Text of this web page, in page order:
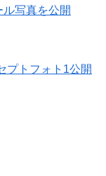
写真を公開
プトフォト1公開